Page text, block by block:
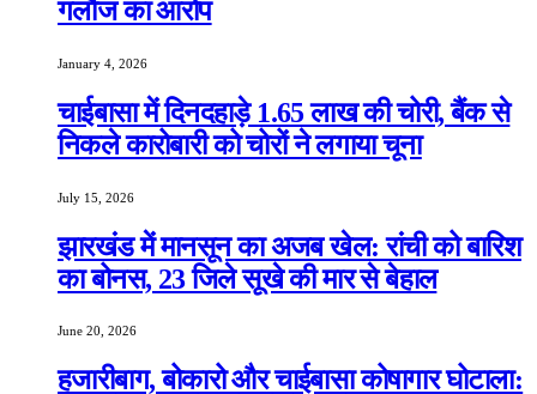
गलौज का आरोप
January 4, 2026
चाईबासा में दिनदहाड़े 1.65 लाख की चोरी, बैंक से
निकले कारोबारी को चोरों ने लगाया चूना
July 15, 2026
झारखंड में मानसून का अजब खेल: रांची को बारिश
का बोनस, 23 जिले सूखे की मार से बेहाल
June 20, 2026
हजारीबाग, बोकारो और चाईबासा कोषागार घोटाला: